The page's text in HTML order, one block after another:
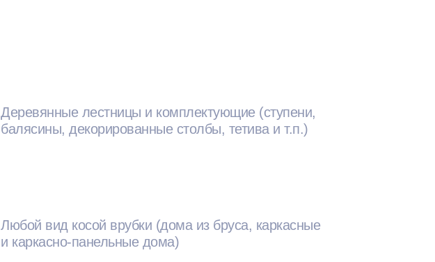
Деревянные лестницы и комплектующие (ступени,
балясины, декорированные столбы, тетива и т.п.)
Любой вид косой врубки (дома из бруса, каркасные
и каркасно-панельные дома)